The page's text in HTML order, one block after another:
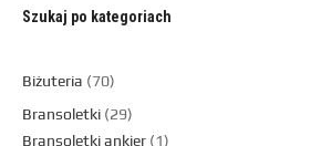
Szukaj po kategoriach
Biżuteria
70
Bransoletki 29
Bransoletki ankier 1